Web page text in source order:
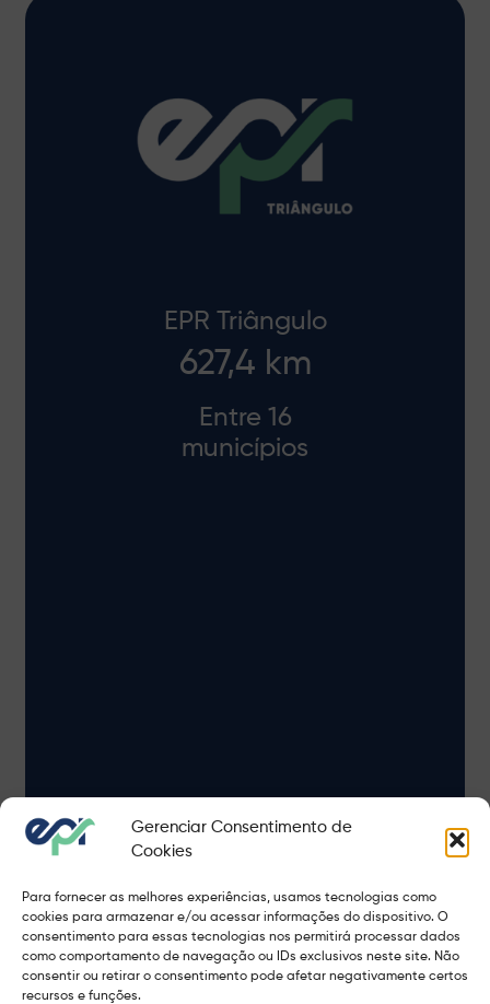
Gerenciar Consentimento de
Cookies
Para fornecer as melhores experiências, usamos tecnologias como
cookies para armazenar e/ou acessar informações do dispositivo. O
consentimento para essas tecnologias nos permitirá processar dados
como comportamento de navegação ou IDs exclusivos neste site. Não
consentir ou retirar o consentimento pode afetar negativamente certos
recursos e funções.
EPR Triângulo
627,4 km
Entre 16
municípios